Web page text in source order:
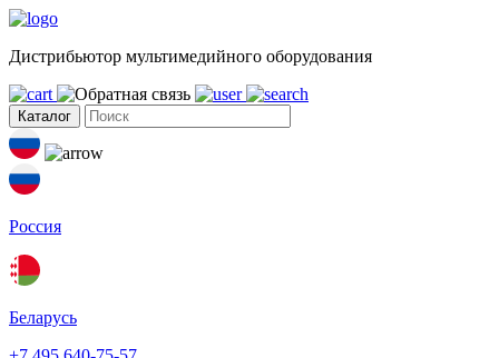
Дистрибьютор мультимедийного оборудования
Каталог
Россия
Беларусь